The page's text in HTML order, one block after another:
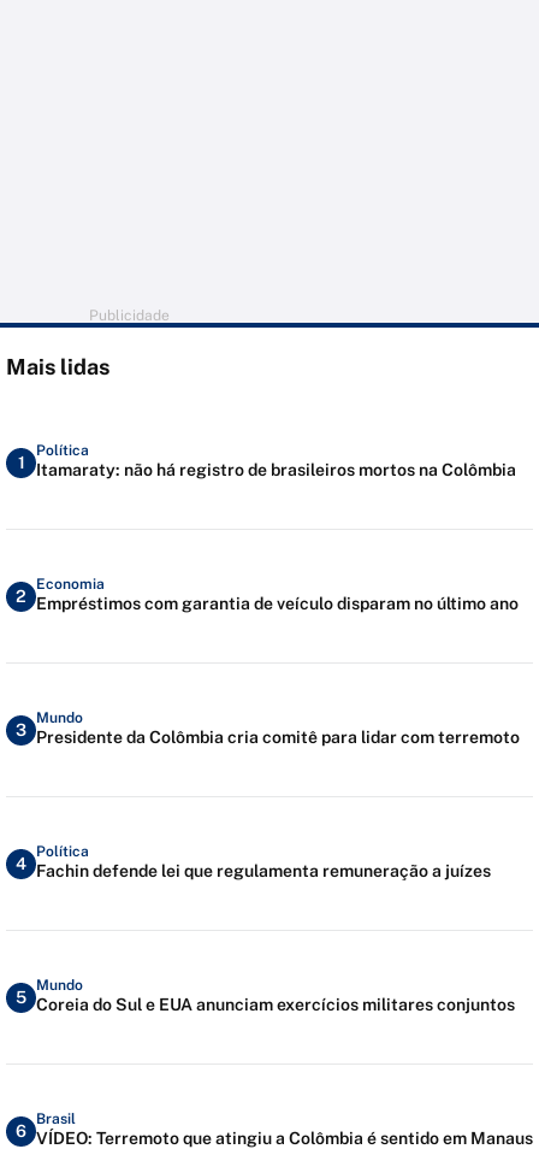
Publicidade
Mais lidas
1
Política
Itamaraty: não há registro de brasileiros mortos na Colômbia
2
Economia
Empréstimos com garantia de veículo disparam no último ano
3
Mundo
Presidente da Colômbia cria comitê para lidar com terremoto
4
Política
Fachin defende lei que regulamenta remuneração a juízes
5
Mundo
Coreia do Sul e EUA anunciam exercícios militares conjuntos
6
Brasil
VÍDEO: Terremoto que atingiu a Colômbia é sentido em Manaus